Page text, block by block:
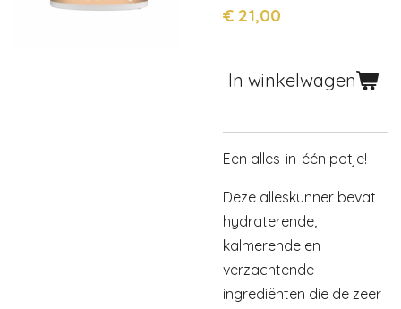
€ 21,00
In winkelwagen
Een alles-in-één potje!
Deze alleskunner bevat
hydraterende,
kalmerende en
verzachtende
ingrediënten die de zeer